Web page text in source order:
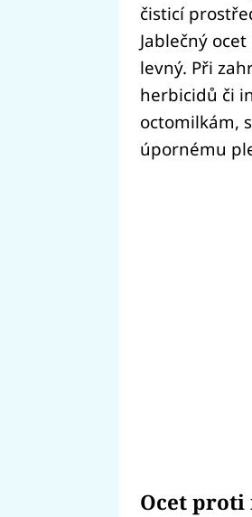
čisticí
Jablečný
levný. Při
herbicidů či
octomilkám,
úpornému
Ocet proti